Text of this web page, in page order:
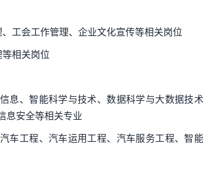
工会工作管理、企业文化宣传等相关岗位
相关岗位
息、智能科学与技术、数据科学与大数据技
息安全等相关专业
车工程、汽车运用工程、汽车服务工程、智